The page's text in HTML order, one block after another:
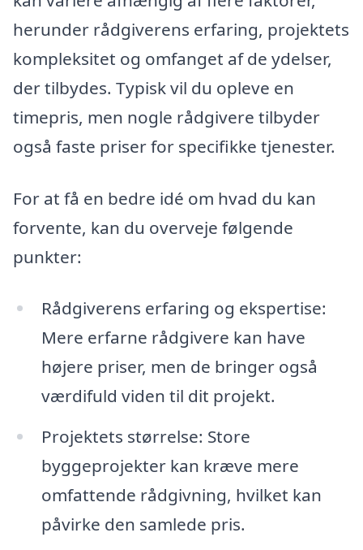
herunder rådgiverens erfaring, projektets
kompleksitet og omfanget af de ydelser,
der tilbydes. Typisk vil du opleve en
timepris, men nogle rådgivere tilbyder
også faste priser for specifikke tjenester.
For at få en bedre idé om hvad du kan
forvente, kan du overveje følgende
punkter:
Rådgiverens erfaring og ekspertise:
Mere erfarne rådgivere kan have
højere priser, men de bringer også
værdifuld viden til dit projekt.
Projektets størrelse: Store
byggeprojekter kan kræve mere
omfattende rådgivning, hvilket kan
påvirke den samlede pris.